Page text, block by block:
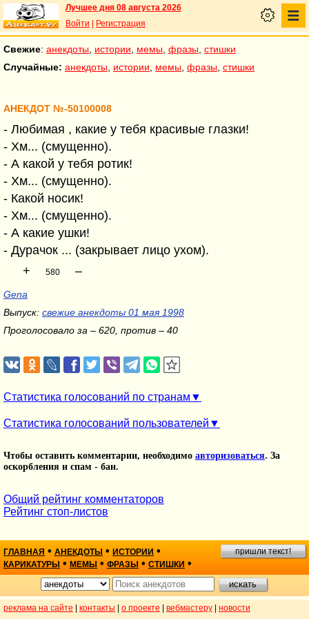
Лучшее дня 08 августа 2026
Войти
Регистрация
Свежие: анекдоты истории мемы фразы стишки
Случайные: анекдоты истории мемы фразы стишки
АНЕКДОТ №-50100008
- Любимая , какие у тебя красивые глазки!
- Хм... (смущенно).
- А какой у тебя ротик!
- Хм... (смущенно).
- Какой носик!
- Хм... (смущенно).
- А какие ушки!
- Дурачок ... (закрывает лицо ухом).
+
580 –
Gena
Выпуск: свежие анекдоты 01 мая 1998
Проголосовало за – 620, против – 40
Статистика голосований по странам
Статистика голосований пользователей
Чтобы оставить комментарии, необходимо авторизоваться. За
оскорбления и спам - бан.
Общий рейтинг комментаторов
Рейтинг стоп-листов
ГЛАВНАЯ • АНЕКДОТЫ • ИСТОРИИ •
КАРИКАТУРЫ • МЕМЫ • ФРАЗЫ • СТИШКИ •
пришли текст!
реклама на сайте контакты о проекте вебмастеру новости